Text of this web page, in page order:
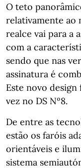
O teto
relativamente ao
realce vai para a
com a
sendo que nas
assinatura é
Este novo
vez no DS Nº8.
De entre as
estão os faróis
orientáveis e
sistema